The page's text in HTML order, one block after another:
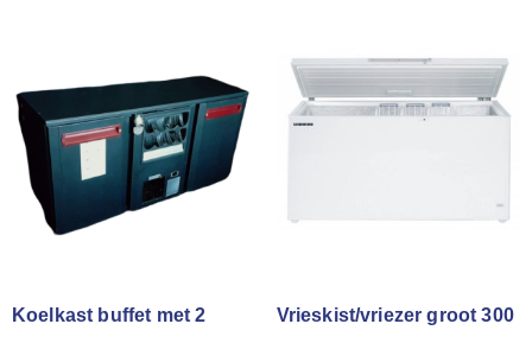
Koelkast buffet met 2 Vrieskist/vriezer groot 300